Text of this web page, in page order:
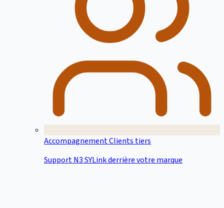
Accompagnement Clients tiers
Support N3 SYLink derrière votre marque